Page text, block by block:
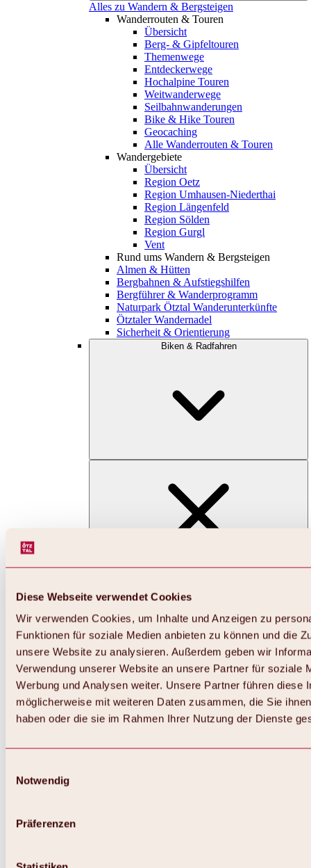
Diese Webseite verwendet Cookies
Wir verwenden Cookies, um Inhalte und Anzeigen zu
Funktionen für soziale Medien anbieten zu können und die
unsere Website zu analysieren. Außerdem geben wir
Verwendung unserer Website an unsere Partner für soziale
Werbung und Analysen weiter. Unsere Partner führen diese
möglicherweise mit weiteren Daten zusammen, die Sie
haben oder die sie im Rahmen Ihrer Nutzung der Dienste
Notwendig
Präferenzen
Alles zu Wandern & Bergsteigen
Wanderrouten & Touren
Übersicht
Berg- & Gipfeltouren
Themenwege
Entdeckerwege
Hochalpine Touren
Weitwanderwege
Seilbahnwanderungen
Bike & Hike Touren
Geocaching
Alle Wanderrouten & Touren
Wandergebiete
Übersicht
Region Oetz
Region Umhausen-Niederthai
Region Längenfeld
Region Sölden
Region Gurgl
Vent
Rund ums Wandern & Bergsteigen
Almen & Hütten
Bergbahnen & Aufstiegshilfen
Bergführer & Wanderprogramm
Naturpark Ötztal Wanderunterkünfte
Ötztaler Wandernadel
Sicherheit & Orientierung
Biken & Radfahren